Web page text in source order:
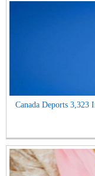
Canada Deports